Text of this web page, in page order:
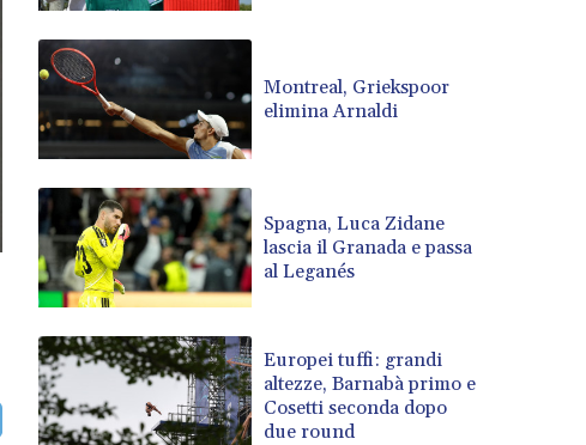
Montreal, Griekspoor
elimina Arnaldi
Spagna, Luca Zidane
lascia il Granada e passa
al Leganés
Europei tuffi: grandi
altezze, Barnabà primo e
Cosetti seconda dopo
due round